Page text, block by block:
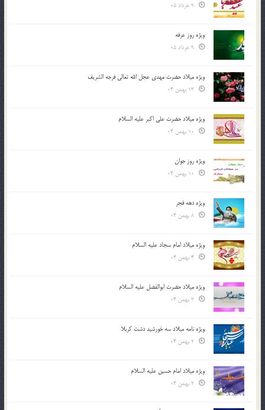
ویژه روز عرفه
ویژه میلاد حضرت مهدی عجل الله تعالی فرجه الشريف
ویژه میلاد حضرت علی اکبر علیه السلام
ویژه روز جوان
ویژه دهه فجر
ویژه میلاد امام سجاد علیه السلام
ویژه میلاد حضرت ابوالفضل علیه السلام
ویژه نامه میلاد سه خورشید دشت کربلا
ویژه میلاد امام حسین علیه السلام